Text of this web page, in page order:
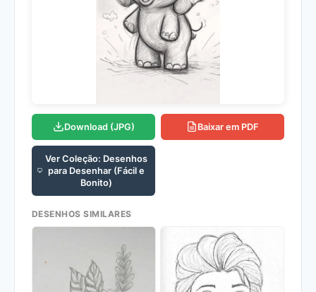
Download (JPG) Baixar em PDF
Ver Coleção: Desenhos
para Desenhar (Fácil e
Bonito)
DESENHOS SIMILARES